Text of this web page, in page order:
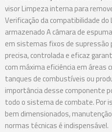
visor Limpeza interna para
Verificação da compatibilidade do
armazenado A câmara de
em sistemas fixos de supressão
precisa, controlada e eficaz
com máxima eficiência em áreas
tanques de combustíveis ou
importância desse componente
todo o sistema de combate. Por
bem dimensionados,
normas técnicas é indispensável.